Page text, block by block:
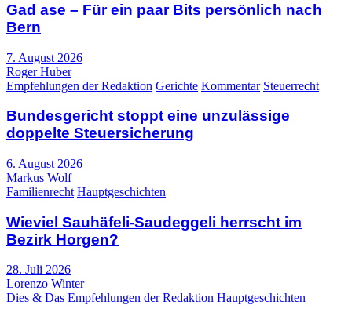
Gad ase – Für ein paar Bits persönlich nach
Bern
7. August 2026
Roger Huber
Empfehlungen der Redaktion Gerichte Kommentar Steuerrecht
Bundesgericht stoppt eine unzulässige
doppelte Steuersicherung
6. August 2026
Markus Wolf
Familienrecht Hauptgeschichten
Wieviel Sauhäfeli-Saudeggeli herrscht im
Bezirk Horgen?
28. Juli 2026
Lorenzo Winter
Dies & Das Empfehlungen der Redaktion Hauptgeschichten